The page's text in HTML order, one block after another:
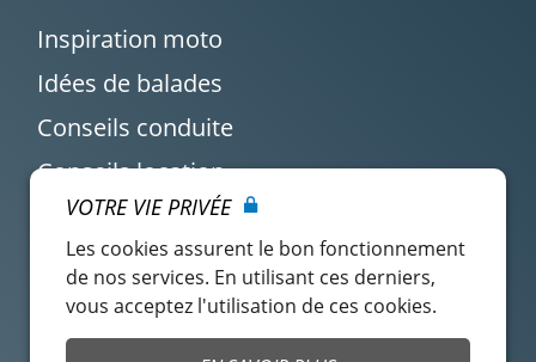
Inspiration moto
Idées de balades
Conseils conduite
Conseils location
Actualité Easy Renter
VOTRE VIE PRIVÉE
Les cookies assurent le bon fonctionnement
de nos services. En utilisant ces derniers,
vous acceptez l'utilisation de ces cookies.